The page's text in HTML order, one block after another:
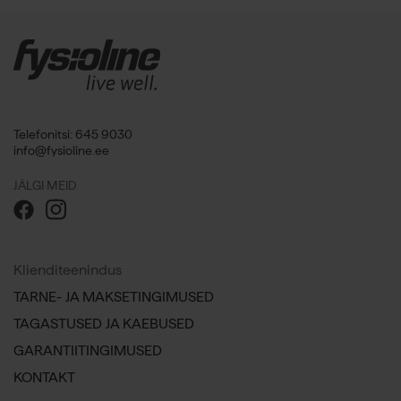
Telefonitsi: 645 9030
info@fysioline.ee
JÄLGI MEID
Klienditeenindus
TARNE- JA MAKSETINGIMUSED
TAGASTUSED JA KAEBUSED
GARANTIITINGIMUSED
KONTAKT